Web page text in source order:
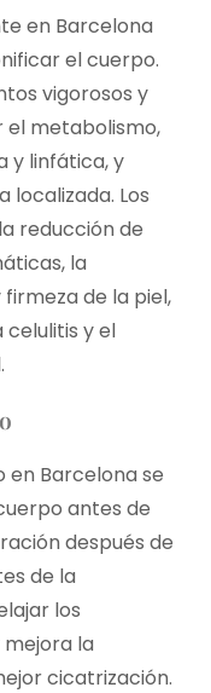
en Barcelona
el cuerpo.
vigorosos y
el metabolismo,
y linfática, y
localizada. Los
reducción de
la
de la piel,
celulitis y el
en Barcelona se
antes de
después de
de la
los
mejora la
cicatrización.